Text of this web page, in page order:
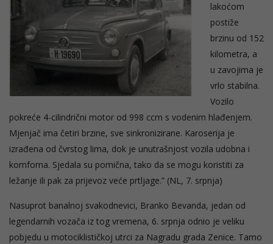
lakoćom
postiže
brzinu od 152
kilometra, a
u zavojima je
vrlo stabilna.
Vozilo
pokreće 4-cilindrični motor od 998 ccm s vodenim hlađenjem.
Mjenjač ima četiri brzine, sve sinkronizirane. Karoserija je
izrađena od čvrstog lima, dok je unutrašnjost vozila udobna i
komforna. Sjedala su pomična, tako da se mogu koristiti za
ležanje ili pak za prijevoz veće prtljage.” (NL, 7. srpnja)
Nasuprot banalnoj svakodnevici, Branko Bevanda, jedan od
legendarnih vozača iz tog vremena, 6. srpnja odnio je veliku
pobjedu u motociklističkoj utrci za Nagradu grada Zenice. Tamo